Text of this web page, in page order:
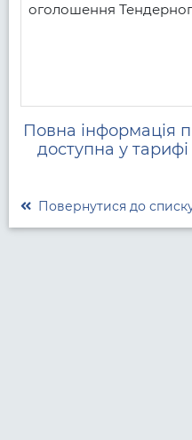
оголошення
Повна інформація
доступна у
Повернутися до